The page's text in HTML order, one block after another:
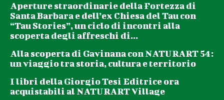
Aperture straordinarie della Fortezza di
Santa Barbara e dell’ex Chiesa del Tau con
“Tau Stories”, un ciclo di incontri alla
scoperta degli affreschi di...
Alla scoperta di Gavinana con NATURART 54:
un viaggio tra storia, cultura e territorio
I libri della Giorgio Tesi Editrice ora
acquistabili al NATURART Village